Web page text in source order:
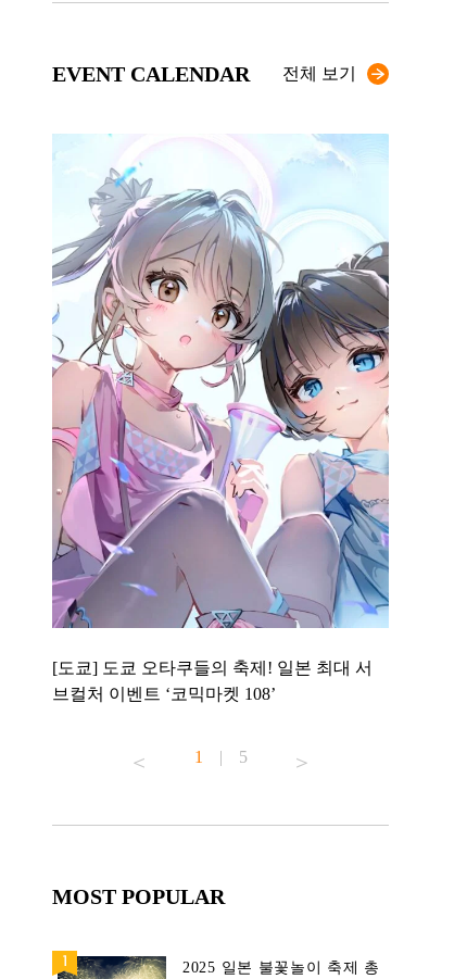
EVENT CALENDAR 전체 보기
[도쿄] 도쿄 오타쿠들의 축제! 일본 최대 서
브컬처 이벤트 ‘코믹마켓 108’
1 | 5
MOST POPULAR
2025 일본 불꽃놀이 축제 총